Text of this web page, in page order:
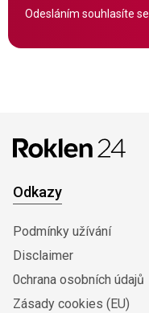
Odesláním souhlasíte se
Odkazy
Podmínky užívání
Disclaimer
0chrana osobních údajů
Zásady cookies (EU)